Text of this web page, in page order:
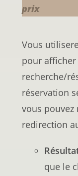
prix
Vous
pour
recherche/
réservation
vous pouvez
redirection
que le